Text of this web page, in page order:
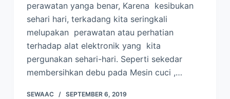
perawatan yanga benar, Karena kesibukan
sehari hari, terkadang kita seringkali
melupakan perawatan atau perhatian
terhadap alat elektronik yang kita
pergunakan sehari-hari. Seperti sekedar
membersihkan debu pada Mesin cuci ,…
SEWAAC SEPTEMBER 6, 2019